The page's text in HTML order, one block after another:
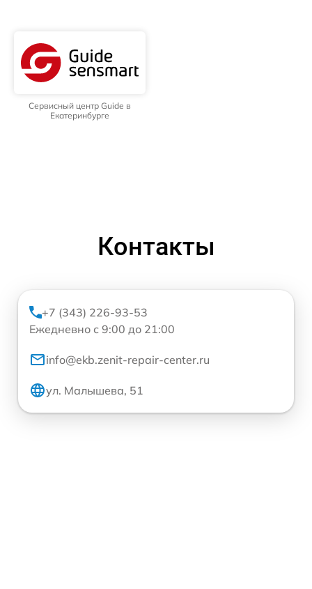
Сервисный центр Guide в
Екатеринбурге
Контакты
+7 (343) 226-93-53
Ежедневно с 9:00 до 21:00
info@ekb.zenit-repair-center.ru
ул. Малышева, 51